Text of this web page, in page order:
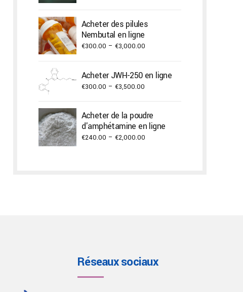
€2,000.00
Acheter des pilules
Nembutal en ligne
€300.00 – €3,000.00Price
€300.00
through
Acheter JWH-250 en ligne
€300.00 – €3,500.00Price
€300.00
through
€3,500.00
Acheter de la poudre
d'amphétamine en ligne
€240.00 – €2,000.00Price
Réseaux sociaux